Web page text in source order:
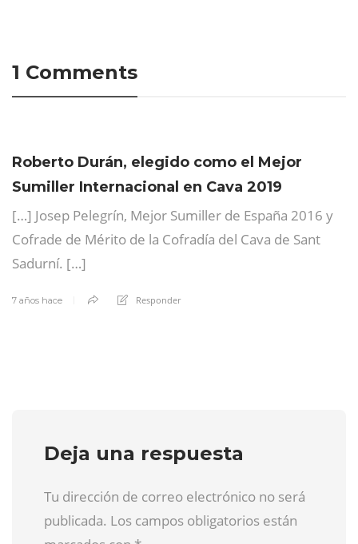
1 Comments
Roberto Durán, elegido como el Mejor
Sumiller Internacional en Cava 2019
[…] Josep Pelegrín, Mejor Sumiller de España 2016 y
Cofrade de Mérito de la Cofradía del Cava de Sant
Sadurní. […]
7 años hace Responder
Deja una respuesta
Tu dirección de correo electrónico no será
publicada. Los campos obligatorios están